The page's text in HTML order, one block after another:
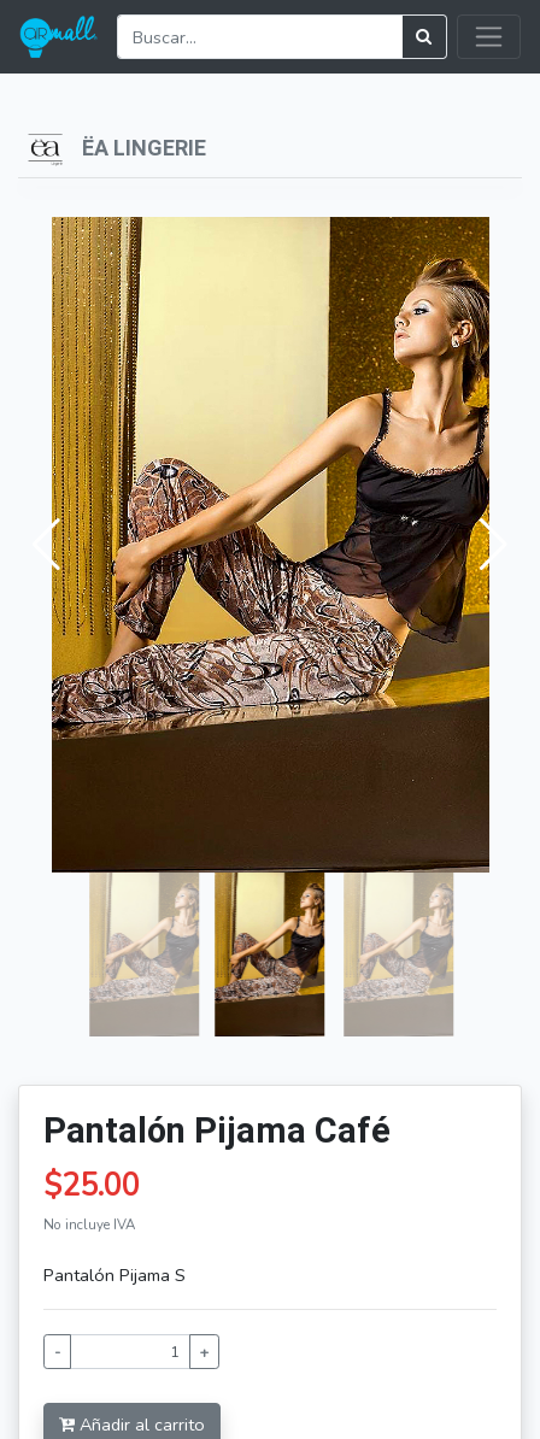
ËA LINGERIE
Pantalón Pijama Café
$25.00
No incluye IVA
Pantalón Pijama S
- +
Añadir al carrito